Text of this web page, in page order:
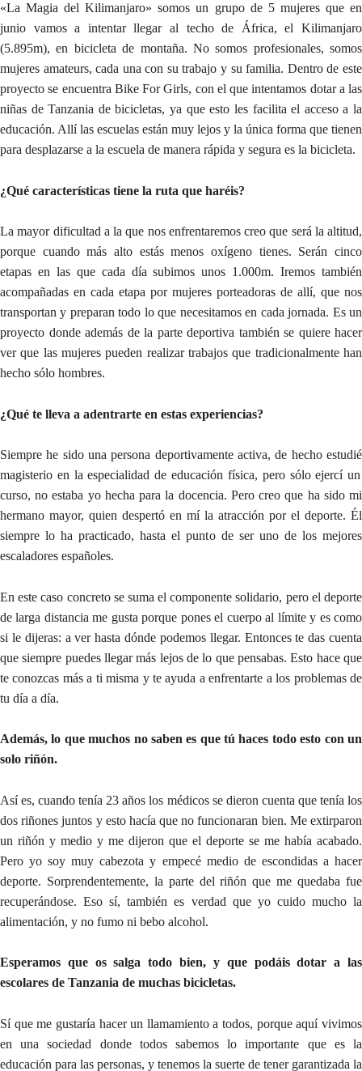
«La Magia del Kilimanjaro» somos un grupo de 5 mujeres que en
junio vamos a intentar llegar al techo de África, el Kilimanjaro
(5.895m), en bicicleta de montaña. No somos profesionales, somos
mujeres amateurs, cada una con su trabajo y su familia. Dentro de este
proyecto se encuentra Bike For Girls, con el que intentamos dotar a las
niñas de Tanzania de bicicletas, ya que esto les facilita el acceso a la
educación. Allí las escuelas están muy lejos y la única forma que tienen
para desplazarse a la escuela de manera rápida y segura es la bicicleta.
¿Qué características tiene la ruta que haréis?
La mayor dificultad a la que nos enfrentaremos creo que será la altitud,
porque cuando más alto estás menos oxígeno tienes. Serán cinco
etapas en las que cada día subimos unos 1.000m. Iremos también
acompañadas en cada etapa por mujeres porteadoras de allí, que nos
transportan y preparan todo lo que necesitamos en cada jornada. Es un
proyecto donde además de la parte deportiva también se quiere hacer
ver que las mujeres pueden realizar trabajos que tradicionalmente han
hecho sólo hombres.
¿Qué te lleva a adentrarte en estas experiencias?
Siempre he sido una persona deportivamente activa, de hecho estudié
magisterio en la especialidad de educación física, pero sólo ejercí un
curso, no estaba yo hecha para la docencia. Pero creo que ha sido mi
hermano mayor, quien despertó en mí la atracción por el deporte. Él
siempre lo ha practicado, hasta el punto de ser uno de los mejores
escaladores españoles.
En este caso concreto se suma el componente solidario, pero el deporte
de larga distancia me gusta porque pones el cuerpo al límite y es como
si le dijeras: a ver hasta dónde podemos llegar. Entonces te das cuenta
que siempre puedes llegar más lejos de lo que pensabas. Esto hace que
te conozcas más a ti misma y te ayuda a enfrentarte a los problemas de
tu día a día.
Además, lo que muchos no saben es que tú haces todo esto con un
solo riñón.
Así es, cuando tenía 23 años los médicos se dieron cuenta que tenía los
dos riñones juntos y esto hacía que no funcionaran bien. Me extirparon
un riñón y medio y me dijeron que el deporte se me había acabado.
Pero yo soy muy cabezota y empecé medio de escondidas a hacer
deporte. Sorprendentemente, la parte del riñón que me quedaba fue
recuperándose. Eso sí, también es verdad que yo cuido mucho la
alimentación, y no fumo ni bebo alcohol.
Esperamos que os salga todo bien, y que podáis dotar a las
escolares de Tanzania de muchas bicicletas.
Sí que me gustaría hacer un llamamiento a todos, porque aquí vivimos
en una sociedad donde todos sabemos lo importante que es la
educación para las personas, y tenemos la suerte de tener garantizada la